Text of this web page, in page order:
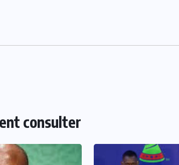
consulter